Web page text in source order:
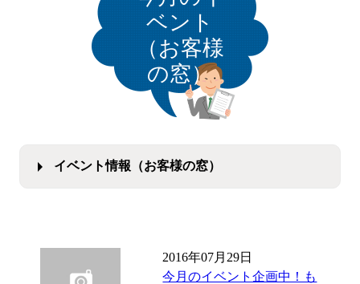
ベント
（お客様
の窓）
イベント情報（お客様の窓）
2016年07月29日
今月のイベント企画中！も